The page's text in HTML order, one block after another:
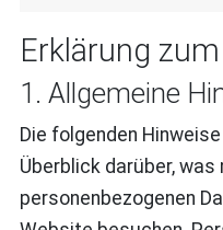
Erklärung
1. Allgemeine
Die folgenden
Überblick darüber, was
personenbezogenen